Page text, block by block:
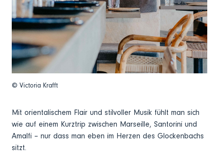
© Victoria Krafft
Mit orientalischem Flair und stilvoller Musik fühlt man sich
wie auf einem Kurztrip zwischen Marseille, Santorini und
Amalfi – nur dass man eben im Herzen des Glockenbachs
sitzt.